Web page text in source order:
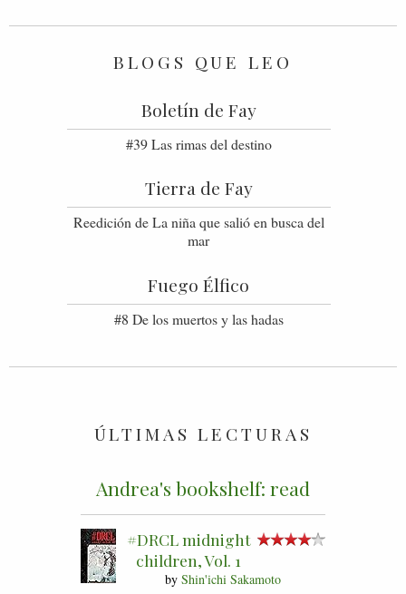
BLOGS QUE LEO
Boletín de Fay
#39 Las rimas del destino
Tierra de Fay
Reedición de La niña que salió en busca del
mar
Fuego Élfico
#8 De los muertos y las hadas
ÚLTIMAS LECTURAS
Andrea's bookshelf: read
#DRCL midnight
children, Vol. 1
by Shin'ichi Sakamoto